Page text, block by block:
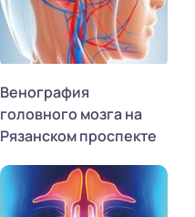
Венография
головного мозга на
Рязанском проспекте